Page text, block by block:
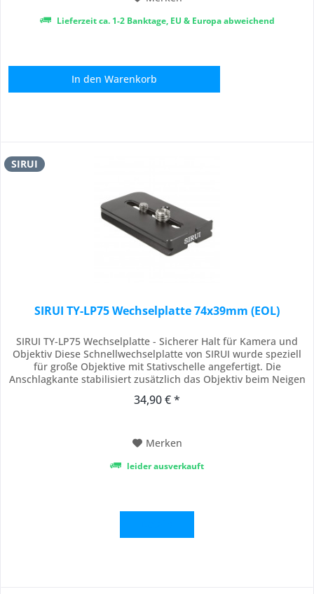
Lieferzeit ca. 1-2 Banktage, EU & Europa abweichend
In den Warenkorb
SIRUI
SIRUI TY-LP75 Wechselplatte 74x39mm (EOL)
SIRUI TY-LP75 Wechselplatte - Sicherer Halt für Kamera und
Objektiv Diese Schnellwechselplatte von SIRUI wurde speziell
für große Objektive mit Stativschelle angefertigt. Die
Anschlagkante stabilisiert zusätzlich das Objektiv beim Neigen
ein Verdrehen. Die Platte besitzt zwei 1/4 Zoll Standard-
34,90 € *
Merken
leider ausverkauft